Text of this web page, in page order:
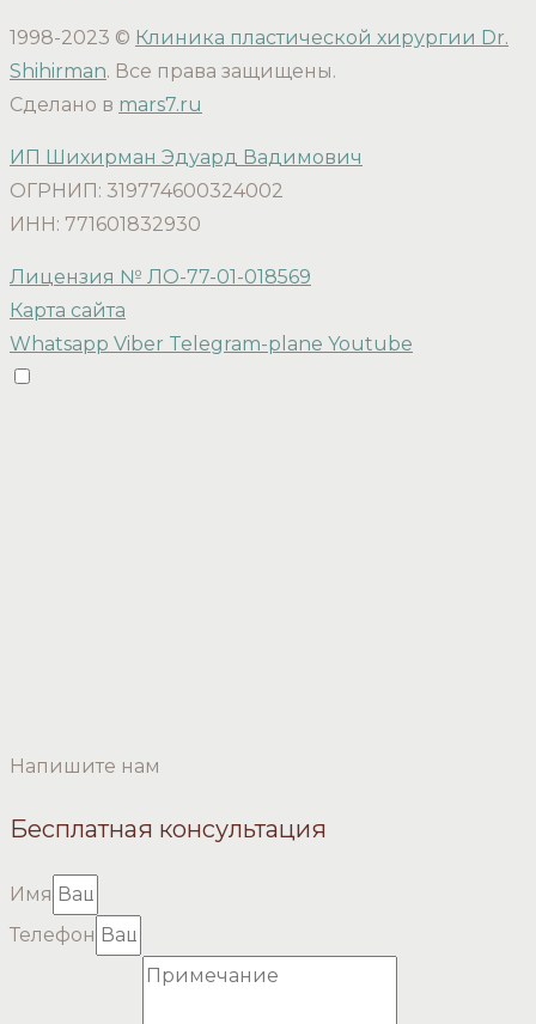
1998-2023 © Клиника пластической хирургии Dr.
Shihirman. Все права защищены.
Сделано в mars7.ru
ИП Шихирман Эдуард Вадимович
ОГРНИП: 319774600324002
ИНН: 771601832930
Лицензия № ЛО-77-01-018569
Карта сайта
Whatsapp Viber Telegram-plane Youtube
Напишите нам
Бесплатная консультация
Имя
Телефон